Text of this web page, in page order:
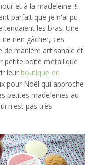
et à la madeleine !!!
parfait que je n'ai pu
tendaient les bras. Une
rien gâcher, ces
de manière artisanale et
petite boîte métallique
leur boutique en
pour Noël qui approche
petites madeleines au
n'est pas très